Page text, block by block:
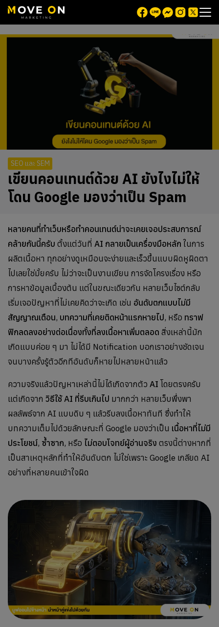
SEO และ SEM
เขียนคอนเทนต์ด้วย AI ยังไงไม่ให้
โดน Google มองว่าเป็น Spam
หลายคนที่ทำเว็บหรือทำคอนเทนต์น่าจะเคยเจอประสบการณ์
คล้ายกันนี้ครับ ตั้งแต่วันที่ AI กลายเป็นเครื่องมือหลัก ในการ
ผลิตเนื้อหา ทุกอย่างดูเหมือนจะง่ายและเร็วขึ้นแบบผิดหูผิดตา
ไปเลยใช่มั้ยครับ ไม่ว่าจะเป็นงานเขียน การจัดโครงเรื่อง หรือ
การหาข้อมูลเบื้องต้น แต่ในขณะเดียวกัน หลายเว็บไซต์กลับ
เริ่มเจอปัญหาที่ไม่เคยคิดว่าจะเกิด เช่น อันดับตกแบบไม่มี
สัญญาณเตือน, บทความที่เคยติดหน้าแรกหายไป, หรือ ทราฟ
ฟิกลดลงอย่างต่อเนื่องทั้งที่ลงเนื้อหาเพิ่มตลอด สิ่งเหล่านี้มัก
เกิดแบบค่อย ๆ มา ไม่ได้มี Notification บอกเราอย่างชัดเจน
จนบางครั้งรู้ตัวอีกทีอันดับก็หายไปหลายหน้าแล้ว
ความจริงแล้วปัญหาเหล่านี้ไม่ได้เกิดจากตัว AI โดยตรงครับ
แต่เกิดจาก วิธีใช้ AI ที่รีบเกินไป มากกว่า หลายเว็บพึ่งพา
ผลลัพธ์จาก AI แบบดิบ ๆ แล้วรีบลงเนื้อหาทันที ซึ่งทำให้
บทความเต็มไปด้วยลักษณะที่ Google มองว่าเป็น เนื้อหาที่ไม่มี
ประโยชน์, ซ้ำซาก, หรือ ไม่ตอบโจทย์ผู้อ่านจริง ตรงนี้ต่างหากที่
เป็นสาเหตุหลักที่ทำให้อันดับตก ไม่ใช่เพราะ Google เกลียด AI
อย่างที่หลายคนเข้าใจผิด